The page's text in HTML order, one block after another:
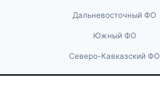
Дальневосточный ФО
Южный ФО
Северо-Кавказский ФО